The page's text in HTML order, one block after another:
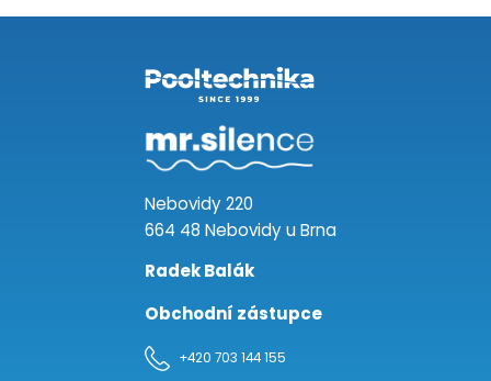
Nebovidy 220
664 48 Nebovidy u Brna
Radek Balák
Obchodní zástupce
+420 703 144 155